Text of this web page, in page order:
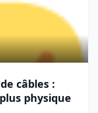
câbles :
physique